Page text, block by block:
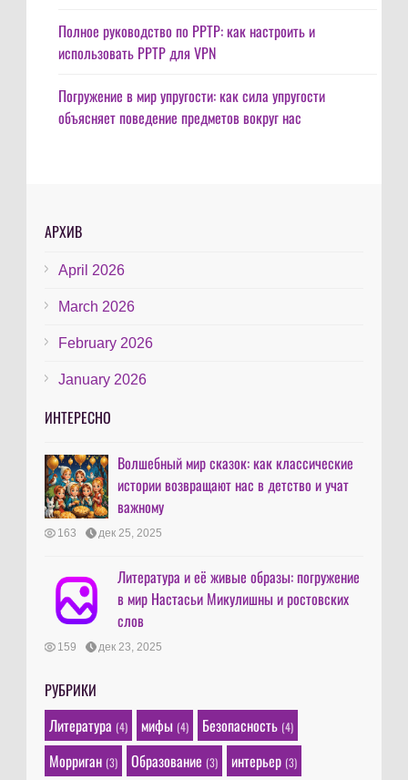
Полное руководство по PPTP: как настроить и
использовать PPTP для VPN
Погружение в мир упругости: как сила упругости
объясняет поведение предметов вокруг нас
АРХИВ
April 2026
March 2026
February 2026
January 2026
ИНТЕРЕСНО
Волшебный мир сказок: как классические
истории возвращают нас в детство и учат
важному
163 дек 25, 2025
Литература и её живые образы: погружение
в мир Настасьи Микулишны и ростовских
слов
159 дек 23, 2025
РУБРИКИ
Литература (4) мифы (4) Безопасность (4)
Морриган (3) Образование (3) интерьер (3)